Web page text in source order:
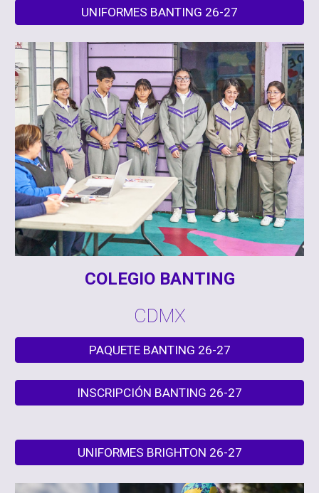
UNIFORMES BANTING 26-27
COLEGIO BANTING
CDMX
PAQUETE BANTING 26-27
INSCRIPCIÓN BANTING 26-27
UNIFORMES BRIGHTON 26-27